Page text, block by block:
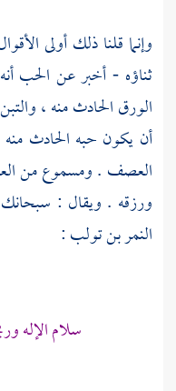
وإنما قلنا ذلك أولى
ثناؤه - أخبر عن الحب
الورق الحادث منه ،
أن يكون حبه الحادث
العصف . ومسموع من
ورزقه . ويقال :
النمر بن تولب:
سلام الإله